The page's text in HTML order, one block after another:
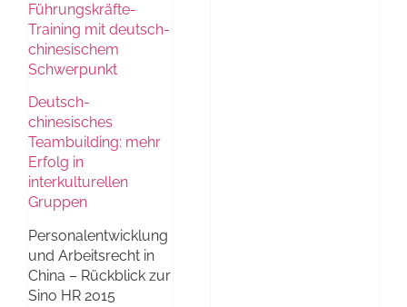
Führungskräfte-
Training mit deutsch-
chinesischem
Schwerpunkt
Deutsch-
chinesisches
Teambuilding: mehr
Erfolg in
interkulturellen
Gruppen
Personalentwicklung
und Arbeitsrecht in
China – Rückblick zur
Sino HR 2015